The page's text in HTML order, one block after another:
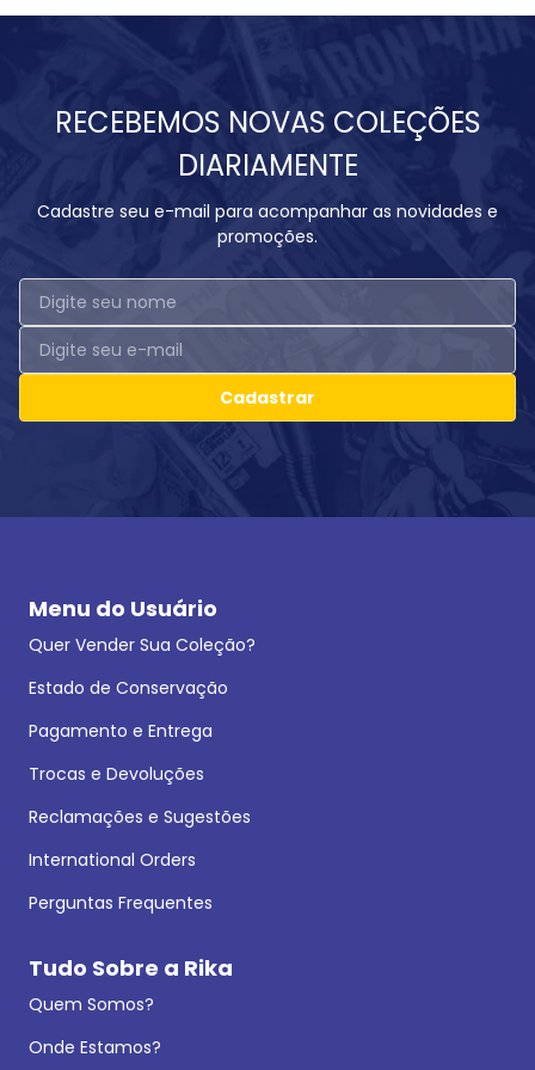
RECEBEMOS NOVAS COLEÇÕES
DIARIAMENTE
Cadastre seu e-mail para acompanhar as novidades e
promoções.
Cadastrar
Menu do Usuário
Quer Vender Sua Coleção?
Estado de Conservação
Pagamento e Entrega
Trocas e Devoluções
Reclamações e Sugestões
International Orders
Perguntas Frequentes
Tudo Sobre a Rika
Quem Somos?
Onde Estamos?